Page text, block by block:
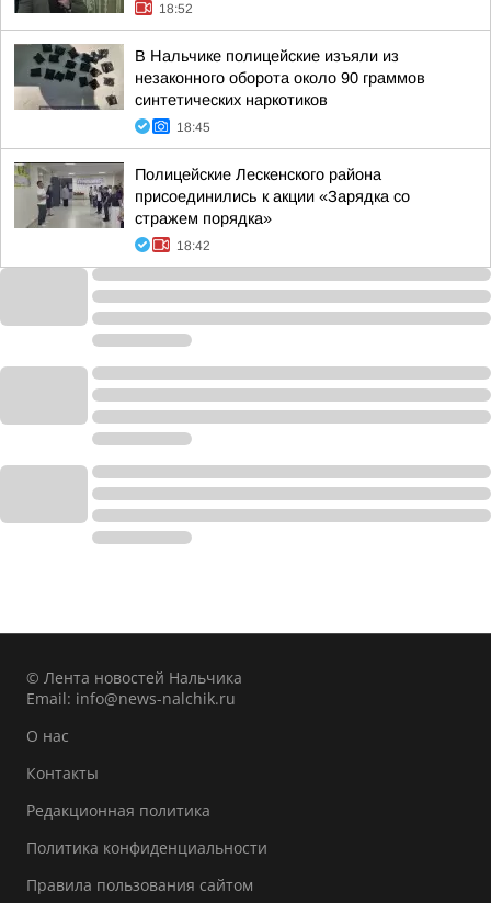
18:52
В Нальчике полицейские изъяли из
незаконного оборота около 90 граммов
синтетических наркотиков
18:45
Полицейские Лескенского района
присоединились к акции «Зарядка со
стражем порядка»
18:42
© Лента новостей Нальчика
Email: info@news-nalchik.ru
О нас
Контакты
Редакционная политика
Политика конфиденциальности
Правила пользования сайтом